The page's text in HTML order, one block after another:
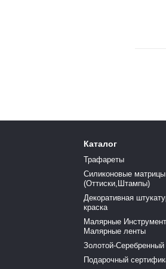
Каталог
Трафареты
Силиконовые матрицы
(Оттиски,Штампы)
Декоративная
краска
Малярные
Малярные ленты
Золотой-Серебренный
Подарочный